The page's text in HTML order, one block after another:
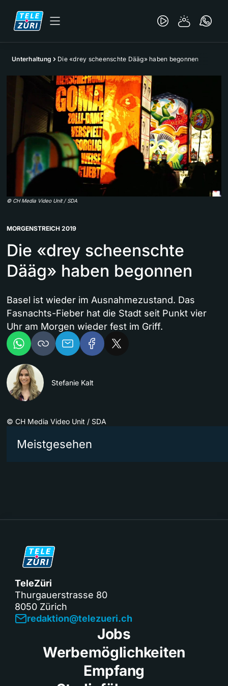
Unterhaltung Die «drey scheenschte Dääg» haben begonnen
© CH Media Video Unit / SDA
MORGENSTREICH 2019
Die «drey scheenschte
Dääg» haben begonnen
Basel ist wieder im Ausnahmezustand. Das
Fasnachts-Fieber hat die Stadt seit Punkt vier
Uhr am Morgen wieder fest im Griff.
Stefanie Kalt
© CH Media Video Unit / SDA
Meistgesehen
TeleZüri
Thurgauerstrasse 80
8050 Zürich
redaktion@telezueri.ch
Jobs
Werbemöglichkeiten
Empfang